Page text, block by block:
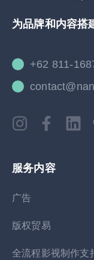
为品牌和内容搭
+62 811-
服务内容
广告
版权贸易
全流程影视制作支